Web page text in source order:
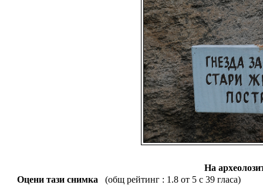
На
Оцени тази снимка
(общ рейтинг : 1.8 от 5 с 39 гласа)